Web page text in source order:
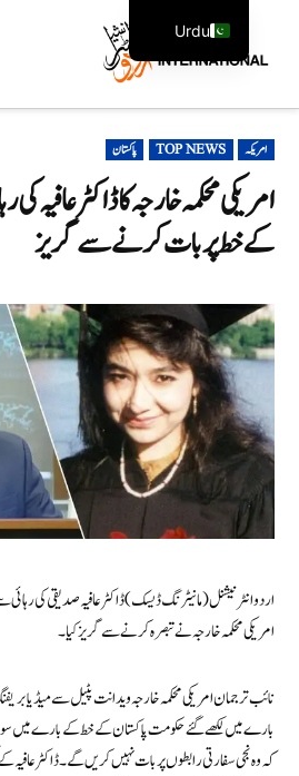
POSTED
IN
امریکہ TOP NEWS پاکستان
امریکی محکمہ خارجہ کا ڈاکٹر عافیہ
کے خط پربات کرنے سے گریز
اردو انٹرنیشنل (مانیٹرنگ ڈیسک) ڈاکٹر عافیہ صدیقی کی
امریکی محکمہ خارجہ نے تبصرہ کرنے سے گریز کیا۔
نائب ترجمان امریکی محکمہ خارجہ ویدانت پٹیل سے میڈیا
بارے میں لکھے گئے حکومت پاکستان کے خط کے بارے میں
کہ وہ نجی سفارتی رابطوں پر بات نہیں کریں گے۔ ڈاکٹر
Urdu
English